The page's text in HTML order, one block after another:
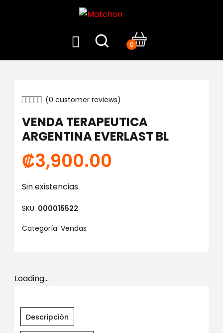
0
(0 customer reviews)
VENDA TERAPEUTICA
ARGENTINA EVERLAST BL
₡3,900.00
Sin existencias
SKU: 000015522
Categoría: Vendas
Loading...
Descripción